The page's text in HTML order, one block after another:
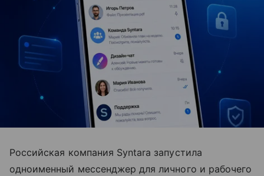
Российская компания Syntara запустила
одноименный мессенджер для личного и рабочего